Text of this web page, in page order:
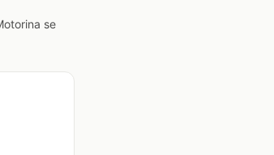
se